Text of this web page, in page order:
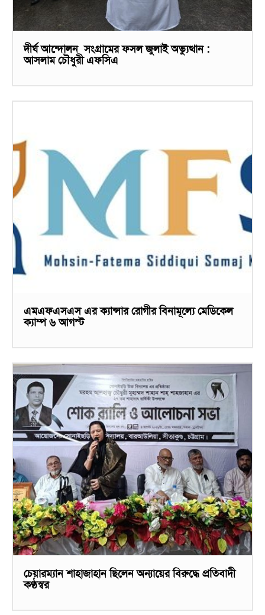
দীর্ঘ আন্দোলন সংগ্রামের ফসল জুলাই অভ্যুত্থান :
আসলাম চৌধুরী এফসিএ
এমএফএসএস এর ক্যান্সার রোগীর বিনামূল্যে মেডিকেল
ক্যাম্প ৬ আগস্ট
চেয়ারম্যান শাহাজাহান ছিলেন অন্যায়ের বিরুদ্ধে প্রতিবাদী
কণ্ঠস্বর